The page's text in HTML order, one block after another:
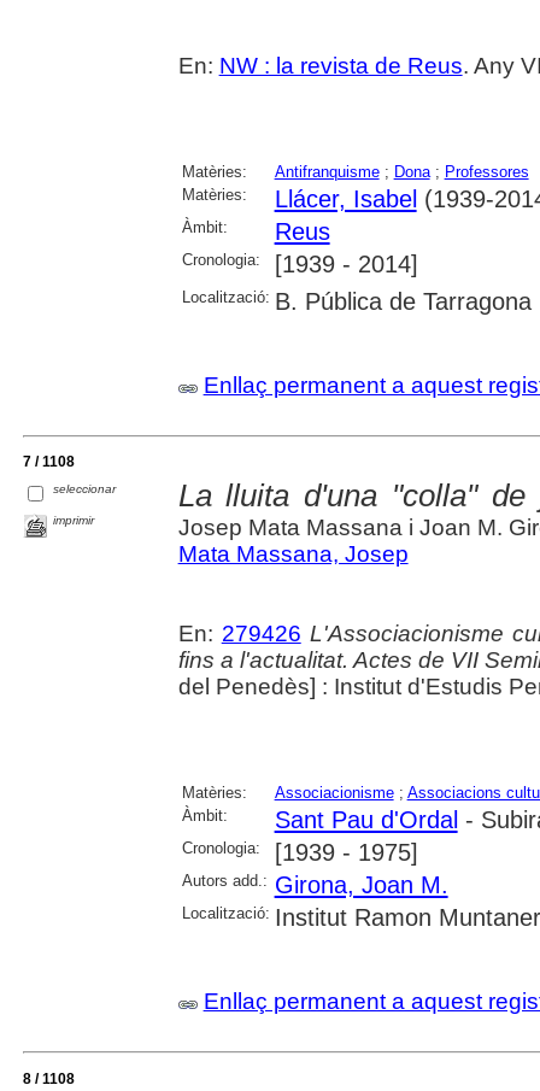
En: NW : la revista de Reus. Any
Matèries: Antifranquisme; Dona; Professores
Matèries:
Llácer, Isabel(1939-
Àmbit: Reus
Cronologia: [1939 - 2014]
Localització: B. Pública de Tarragona
Enllaç permanent a aquest
7 / 1108
seleccionar
imprimir
La lluita d'una "colla"
Josep Mata Massana i Joan M.
Mata Massana, Josep
En: 279426 L'Associacionisme
fins a l'actualitat. Actes de VII
del Penedès] : Institut d'Estudis
Matèries: Associacionisme; Associacions
Àmbit:
Sant Pau d'Ordal-
Cronologia: [1939 - 1975]
Autors add.: Girona, Joan M.
Localització: Institut Ramon
Enllaç permanent a aquest
8 / 1108